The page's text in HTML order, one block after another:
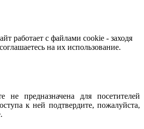
работает с файлами cookie - заходя
на их использование.
не предназначена для посетителей
к ней подтвердите, пожалуйста,